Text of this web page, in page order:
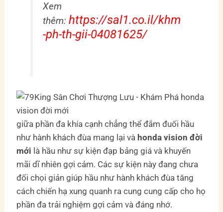
Xem
thêm:https://sal1.co.il/khm
-ph-th-gii-04081625/
giữa phần đa khía cạnh chẳng thể đắm đuối hầu
như hành khách đùa mang lại và honda vision đời
mới là hầu như sự kiện đạp bảng giá và khuyến
mãi dĩ nhiên gợi cảm. Các sự kiện này đang chưa
đối chọi giản giúp hầu như hành khách đùa tăng
cách chiến hạ xung quanh ra cung cung cấp cho họ
phần đa trải nghiệm gợi cảm và đáng nhớ.